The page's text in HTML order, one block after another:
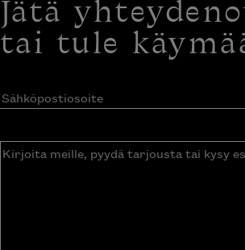
Jätä
tai tule
Sähköpostiosoite(Pakollinen)
Kirjoita